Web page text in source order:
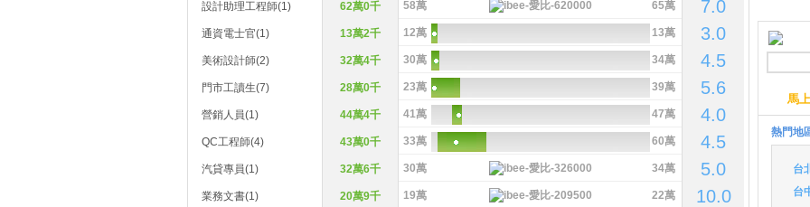
設計助理工程師(1) 62萬0千 58萬 65萬 7.0
通資電士官(1) 13萬2千 12萬 13萬 3.0
美術設計師(2) 32萬4千 30萬 34萬 4.5
門市工讀生(7) 28萬0千 23萬 39萬 5.6
營銷人員(1) 44萬4千 41萬 47萬 4.0
QC工程師(4) 43萬0千 33萬 60萬 4.5
汽貸專員(1) 32萬6千 30萬 34萬 5.0
業務文書(1) 20萬9千 19萬 22萬 10.0
馬
熱門地
台
台